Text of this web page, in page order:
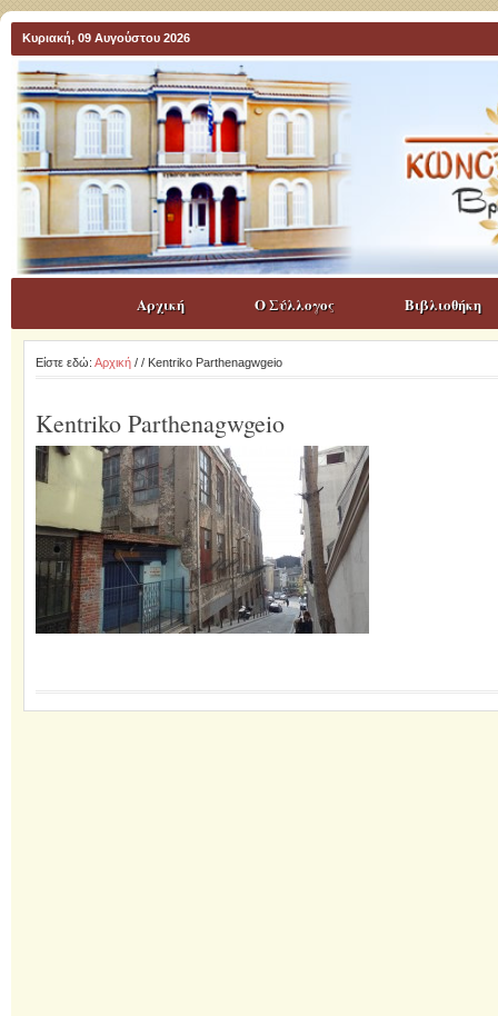
Κυριακή, 09 Αυγούστου 2026
Αρχική Ο Σύλλογος Βιβλιοθήκη
Είστε εδώ: Αρχική/ / Kentriko Parthenagwgeio
Kentriko Parthenagwgeio